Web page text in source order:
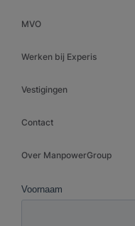
MVO
Werken bij Experis
Vestigingen
Contact
Over ManpowerGroup